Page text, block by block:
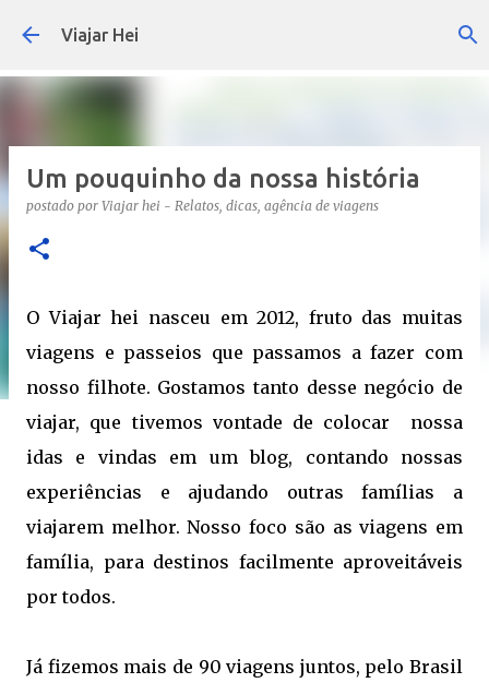
Pular para o conteúdo principal
Viajar Hei
Um pouquinho da nossa história
postado por Viajar hei - Relatos, dicas, agência de viagens
O Viajar hei nasceu em 2012, fruto das muitas
viagens e passeios que passamos a fazer com
nosso filhote. Gostamos tanto desse negócio de
viajar, que tivemos vontade de colocar  nossa
idas e vindas em um blog, contando nossas
experiências e ajudando outras famílias a
viajarem melhor. Nosso foco são as viagens em
família, para destinos facilmente aproveitáveis
por todos.
Já fizemos mais de 90 viagens juntos, pelo Brasil